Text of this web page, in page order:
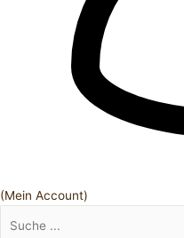
(Mein Account)